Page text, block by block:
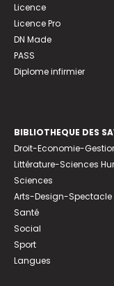
Licence
Licence Pro
DN Made
PASS
Diplome infirmier
BIBLIOTHEQUE DES
Droit-Economie-
Littérature-Sciences
Sciences
Arts-Design-Spectacle
Santé
Social
Sport
Langues